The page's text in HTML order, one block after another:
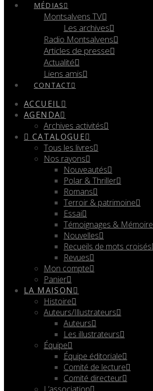
MÉDIAS
Montsalvens TV
Les archives
Radio Montsalvens
Articles de presse
Actualité
Liens amis
CONTACT
ACCUEIL
AGENDA
Archives activités
CATALOGUE
Tous les livres
Nos rayons
Nouveautés
Polar & Thriller
Romans
Terroir & patrimoine
Essai
Témoignages & Mémoire
Nouvelles
Recueils de mots croisés
Revues
Mon compte
Panier
LA MAISON
Histoire
Auteurs/Illustrateurs
Auteurs
Les illustrateurs
Équipe
Équipe éditoriale
Comité de lecture
Comité directeur